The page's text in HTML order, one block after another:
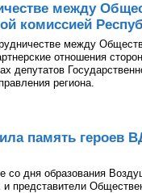
между
комиссией
между
отношения
депутатов
региона.
память героев
со дня образования
представители